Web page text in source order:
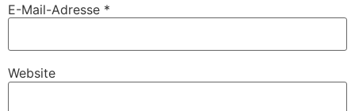
E-Mail-Adresse *
Website